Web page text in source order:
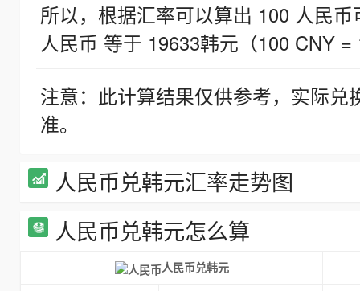
所以，根据汇率可以算出 100 人民
人民币 等于 19633韩元（100 CNY =
注意：此计算结果仅供参考，实际
准。
人民币兑韩元汇率走势图
人民币兑韩元怎么算
人民币兑韩元